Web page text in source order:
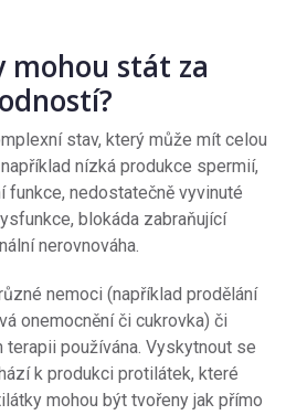
mohou stát za
stav, který může mít celou
nízká produkce spermií,
funkce, nedostatečně vyvinuté
blokáda zabraňující
nerovnováha.
nemoci (například prodělání
onemocnění či cukrovka) či
terapii používána. Vyskytnout se
k produkci protilátek, které
mohou být tvořeny jak přímo